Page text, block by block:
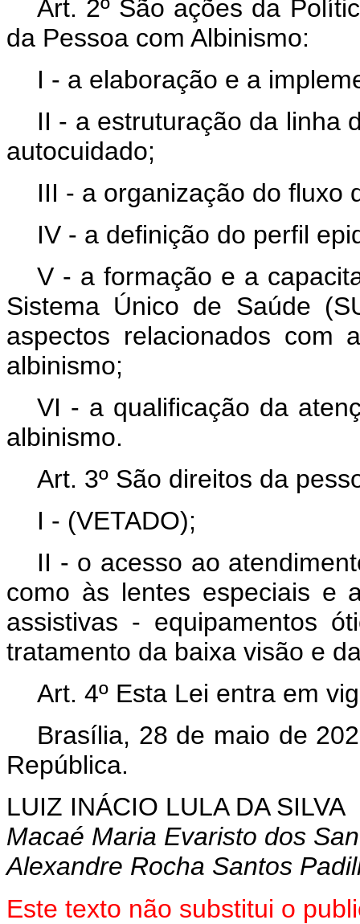
Art. 2º São ações da
da Pessoa com Albinismo:
I - a elaboração e a
II - a estruturação da linha
autocuidado;
III - a organização do fluxo
IV - a definição do perfil
V - a formação e a
Sistema Único de Saúde
aspectos relacionados com
albinismo;
VI - a qualificação da
albinismo.
Art. 3º São direitos da
I - (VETADO);
II - o acesso ao
como às lentes especiais e
assistivas - equipamentos
tratamento da baixa visão e
Art. 4º Esta Lei entra em
Brasília, 28 de maio de
República.
LUIZ INÁCIO LULA DA SILVA
Macaé Maria Evaristo dos
Alexandre Rocha Santos
Este texto não substitui o